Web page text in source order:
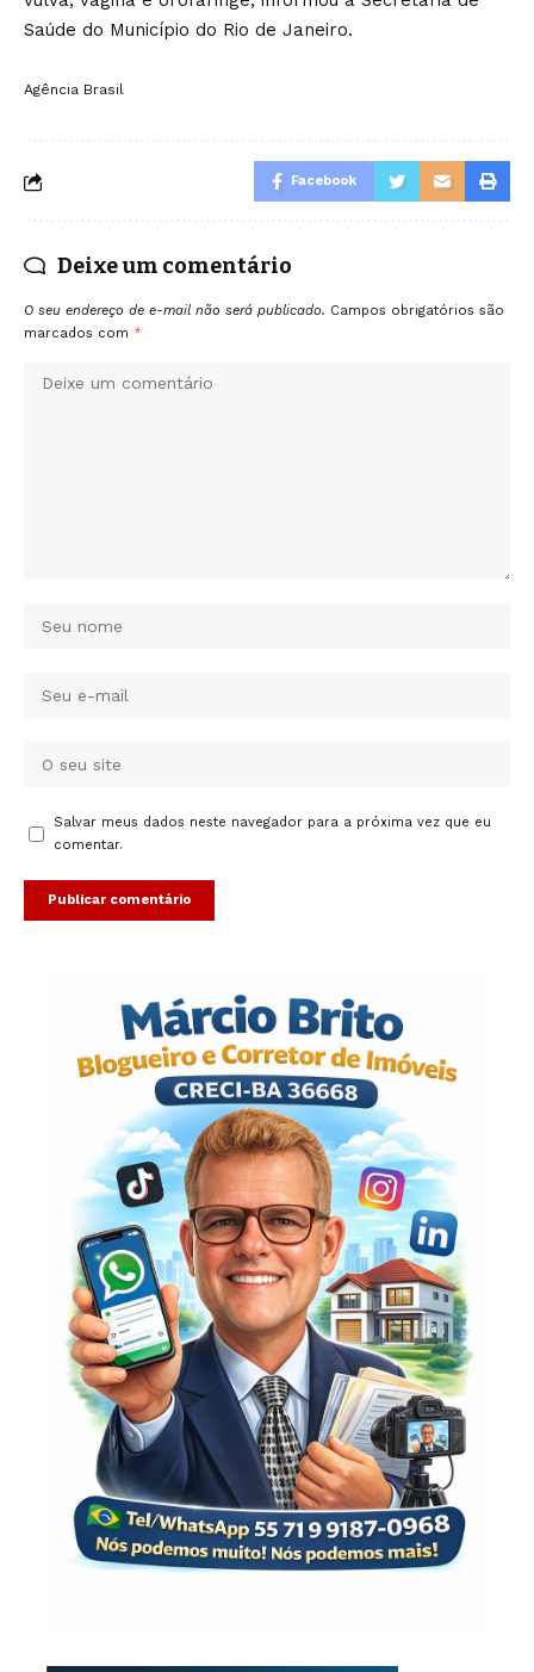
Saúde do Município do Rio de Janeiro.
Agência Brasil
Facebook
Deixe um comentário
O seu endereço de e-mail não será publicado. Campos obrigatórios são
marcados com *
Salvar meus dados neste navegador para a próxima vez que eu
comentar.